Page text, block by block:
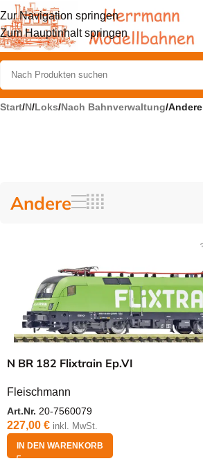
Zur Navigation springen
Zum Hauptinhalt springen
Start/N/Loks/Nach Bahnverwaltung/Andere
Andere
N BR 182 Flixtrain Ep.VI
Fleischmann
Art.Nr. 20-7560079
227,00 € inkl. MwSt.
IN DEN WARENKORB